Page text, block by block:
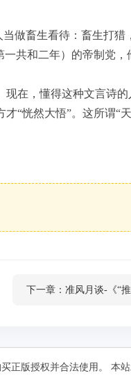
做畜生看待：畜生打猎
共和二年）的帝制党，
在，懂得这种文言诗的
“恍然大悟”。这所谓“
下一章：准风月谈-《“
正版授权并合法使用。 本